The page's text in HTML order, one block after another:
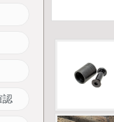
認